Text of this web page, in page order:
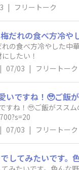
| フリートーク
の食べ方冷やした中
したい！
| 07/03 | フリートーク
すね！🥹ご飯がスス
| 07/03 | フリートーク